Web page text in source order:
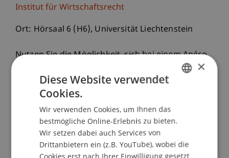
Institut für Wirtschaftsrecht
Ort: Hörsaal 6 (H6), Universität Liechtenstein
Nutzen Sie die Möglichkeit, sich bei einem Apéro
September 2022 erneut startenden Executive-
Masterstudiengänge (LL.M.)
Bank- und Finanzmarktrecht bei PD Dr.
Dimitrios Linardatos,
Gesellschafts-, Stiftungs- und Trustrecht
×
Diese Website verwendet
Cookies.
Wir verwenden Cookies, um Ihnen das
bestmögliche Online-Erlebnis zu bieten.
Wir setzen dabei auch Services von
Drittanbietern ein (z.B. YouTube), wobei die
Cookies erst nach Ihrer Einwilligung gesetzt